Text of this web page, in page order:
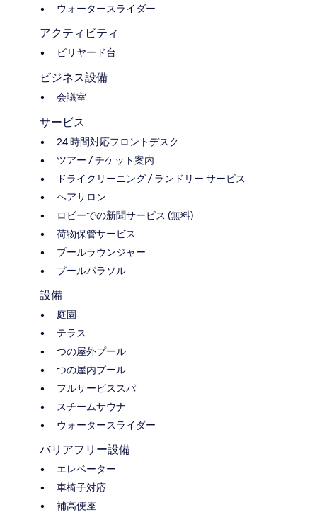
ウォータースライダー
アクティビティ
ビリヤード台
ビジネス設備
会議室
サービス
24 時間対応フロントデスク
ツアー / チケット案内
ドライクリーニング / ランドリー サービス
ヘアサロン
ロビーでの新聞サービス (無料)
荷物保管サービス
プールラウンジャー
プールパラソル
設備
庭園
テラス
つの屋外プール
つの屋内プール
フルサービススパ
スチームサウナ
ウォータースライダー
バリアフリー設備
エレベーター
車椅子対応
補高便座